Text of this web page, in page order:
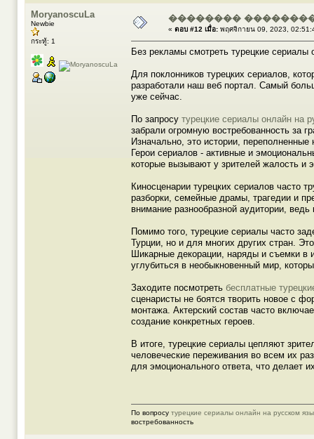
MoryanoscuLa
Newbie
กระทู้: 1
��������
« ตอบ #12 เมื่อ: พฤศจิกายน 09, 2023,
Без рекламы смотреть турецкие сериалы
Для поклонников турецких сериалов,
разработали наш веб портал. Самый
уже сейчас.
По запросу турецкие сериалы онлайн на
забрали огромную востребованность за
Изначально, это истории,
Герои сериалов - активные и
которые вызывают у зрителей жалость и
Киносценарии турецких сериалов
разборки, семейные драмы, трагедии и
внимание разнообразной аудитории,
Помимо того, турецкие сериалы часто
Турции, но и для многих других стран.
Шикарные декорации, наряды и съемки
углубиться в необыкновенный мир,
Заходите посмотреть бесплатные
сценаристы не боятся творить новое с
монтажа. Актерский состав часто
создание конкретных героев.
В итоге, турецкие сериалы цепляют
человеческие переживания во всем их
для эмоционального ответа, что делает
По вопросу турецкие сериалы онлайн на русском
востребованность